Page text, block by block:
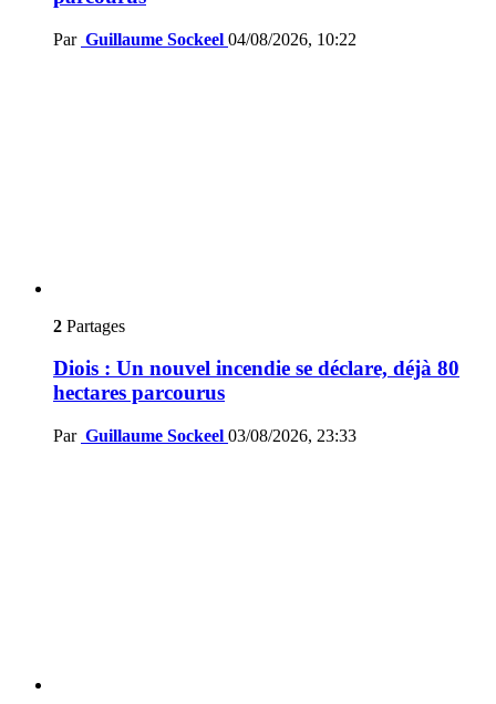
Par Guillaume Sockeel 04/08/2026, 10:22
2 Partages
Diois : Un nouvel incendie se déclare, déjà 80
hectares parcourus
Par Guillaume Sockeel 03/08/2026, 23:33